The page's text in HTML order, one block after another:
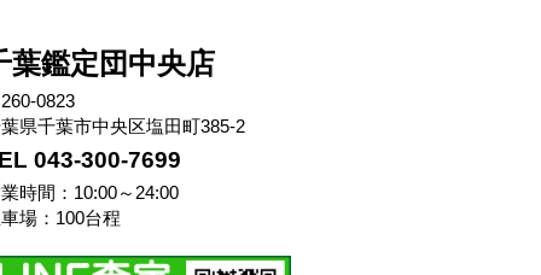
葉鑑定団中央店
0823
県千葉市中央区塩田町385-2
043-300-7699
時間：10:00～24:00
場：100台程